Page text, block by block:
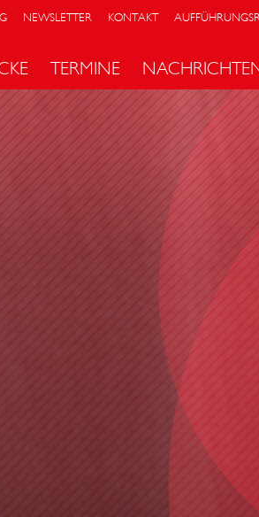
NEWSLETTER KONTAKT
TERMINE